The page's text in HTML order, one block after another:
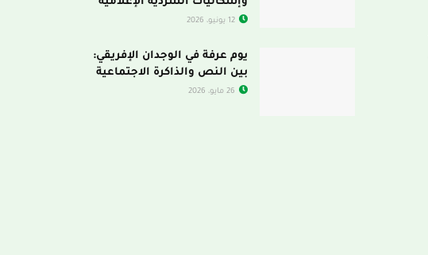
يوم عرفة في الوجدان الإفريقي:
بين النص والذاكرة الاجتماعية